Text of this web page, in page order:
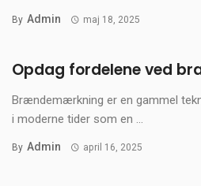
By Admin maj 18, 2025
Opdag fordelene ved
Brændemærkning er en gammel
i moderne tider som en ...
By Admin april 16, 2025